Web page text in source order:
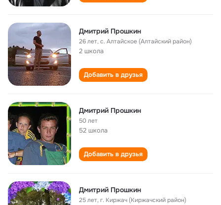
Дмитрий Прошкин
26 лет,с. Алтайское (Алтайский район)
2 школа
Добавить в друзья
Дмитрий Прошкин
50 лет
52 школа
Добавить в друзья
Дмитрий Прошкин
25 лет,г. Киржач (Киржачский район)